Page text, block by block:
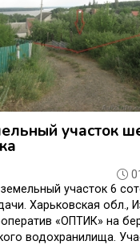
участок
участок 6
Харьковская обл.,
«ОПТИК» на
водохранилища.